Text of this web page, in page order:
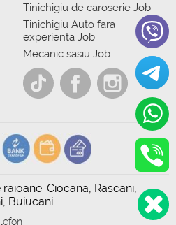
Tinichigiu de caroserie Job
Tinichigiu Auto fara
experienta Job
Mecanic sasiu Job
Ciocana, Rascani,
Buiucani